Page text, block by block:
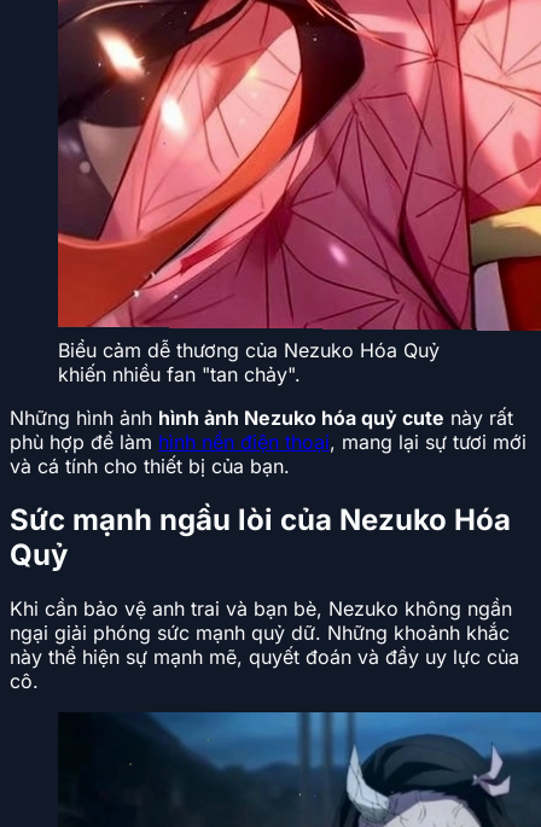
Biểu cảm dễ thương của Nezuko Hóa Quỷ
khiến nhiều fan "tan chảy".
Những hình ảnh hình ảnh Nezuko hóa quỷ cute này rất
phù hợp để làm hình nền điện thoại, mang lại sự tươi mới
và cá tính cho thiết bị của bạn.
Sức mạnh ngầu lòi của Nezuko Hóa
Quỷ
Khi cần bảo vệ anh trai và bạn bè, Nezuko không ngần
ngại giải phóng sức mạnh quỷ dữ. Những khoảnh khắc
này thể hiện sự mạnh mẽ, quyết đoán và đầy uy lực của
cô.